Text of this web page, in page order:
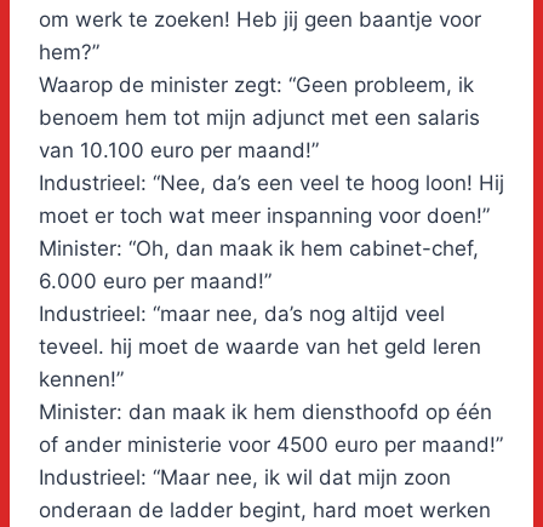
om werk te zoeken! Heb jij geen baantje voor
hem?”
Waarop de minister zegt: “Geen probleem, ik
benoem hem tot mijn adjunct met een salaris
van 10.100 euro per maand!”
Industrieel: “Nee, da’s een veel te hoog loon! Hij
moet er toch wat meer inspanning voor doen!”
Minister: “Oh, dan maak ik hem cabinet-chef,
6.000 euro per maand!”
Industrieel: “maar nee, da’s nog altijd veel
teveel. hij moet de waarde van het geld leren
kennen!”
Minister: dan maak ik hem diensthoofd op één
of ander ministerie voor 4500 euro per maand!”
Industrieel: “Maar nee, ik wil dat mijn zoon
onderaan de ladder begint, hard moet werken